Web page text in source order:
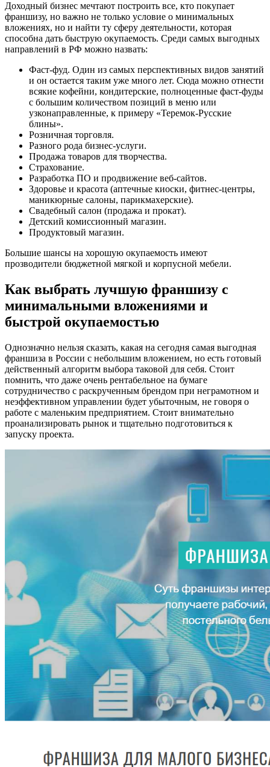
Доходный бизнес мечтают построить все, кто покупает
франшизу, но важно не только условие о минимальных
вложениях, но и найти ту сферу деятельности, которая
способна дать быструю окупаемость. Среди самых выгодных
направлений в РФ можно назвать:
Фаст-фуд. Один из самых перспективных видов занятий
и он остается таким уже много лет. Сюда можно отнести
всякие кофейни, кондитерские, полноценные фаст-фуды
с большим количеством позиций в меню или
узконаправленные, к примеру «Теремок-Русские
блины».
Розничная торговля.
Разного рода бизнес-услуги.
Продажа товаров для творчества.
Страхование.
Разработка ПО и продвижение веб-сайтов.
Здоровье и красота (аптечные киоски, фитнес-центры,
маникюрные салоны, парикмахерские).
Свадебный салон (продажа и прокат).
Детский комиссионный магазин.
Продуктовый магазин.
Большие шансы на хорошую окупаемость имеют
прозводители бюджетной мягкой и корпусной мебели.
Как выбрать лучшую франшизу с
минимальными вложениями и
быстрой окупаемостью
Однозначно нельзя сказать, какая на сегодня самая выгодная
франшиза в России с небольшим вложением, но есть готовый
действенный алгоритм выбора таковой для себя. Стоит
помнить, что даже очень рентабельное на бумаге
сотрудничество с раскрученным брендом при неграмотном и
неэффективном управлении будет убыточным, не говоря о
работе с маленьким предприятием. Стоит внимательно
проанализировать рынок и тщательно подготовиться к
запуску проекта.